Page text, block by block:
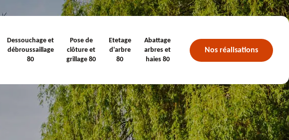
Dessouchage et
débroussaillage
80
Pose de
clôture et
grillage 80
Etetage
d'arbre
80
Abattage
arbres et
haies 80
Nos réalisations